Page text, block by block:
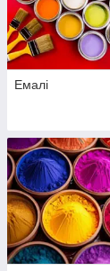
Емалі